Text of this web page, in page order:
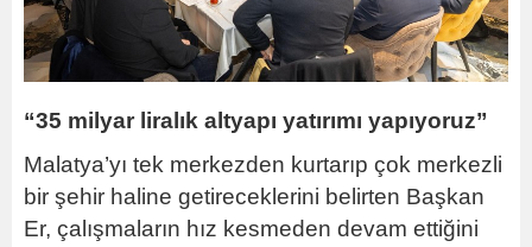
“35 milyar liralık altyapı yatırımı yapıyoruz”
Malatya’yı tek merkezden kurtarıp çok merkezli
bir şehir haline getireceklerini belirten Başkan
Er, çalışmaların hız kesmeden devam ettiğini